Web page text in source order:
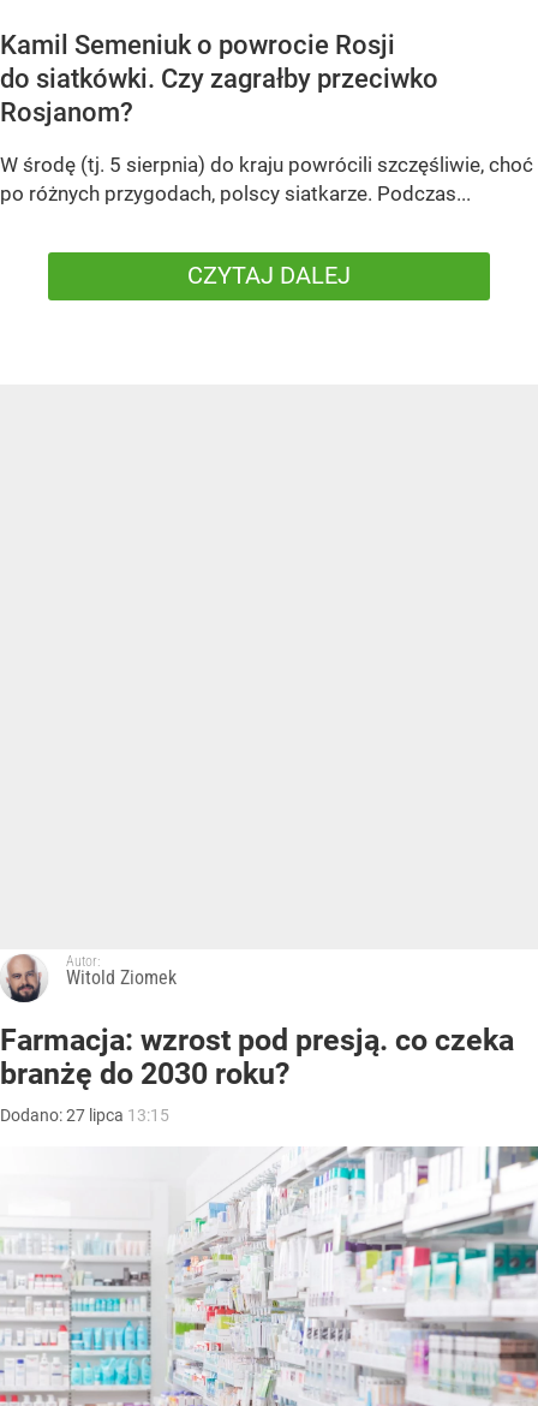
Kamil Semeniuk o powrocie Rosji
do siatkówki. Czy zagrałby przeciwko
Rosjanom?
W środę (tj. 5 sierpnia) do kraju powrócili szczęśliwie, choć
po różnych przygodach, polscy siatkarze. Podczas...
CZYTAJ DALEJ
Autor:
Witold Ziomek
Farmacja: wzrost pod presją. co czeka
branżę do 2030 roku?
Dodano:27 lipca 13:15